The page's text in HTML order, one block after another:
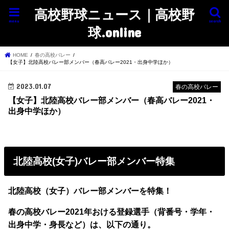
高校野球ニュース｜高校野
球.online
search
menu
HOME
春の高校バレー
【女子】北陸高校バレー部メンバー（春高バレー2021・出身中学ほか）
春の高校バレー
2023.01.07
【女子】北陸高校バレー部メンバー（春高バレー2021・
出身中学ほか）
北陸高校(女子)バレー部メンバー特集
北陸高校（女子）バレー部メンバーを特集！
春の高校バレー2021年おける登録選手（背番号・学年・
出身中学・身長など）は、以下の通り。